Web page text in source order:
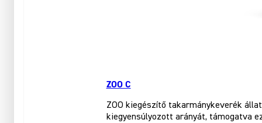
ZOO C
ZOO kiegészítő takarmánykeverék
kiegyensúlyozott arányát, támogatva